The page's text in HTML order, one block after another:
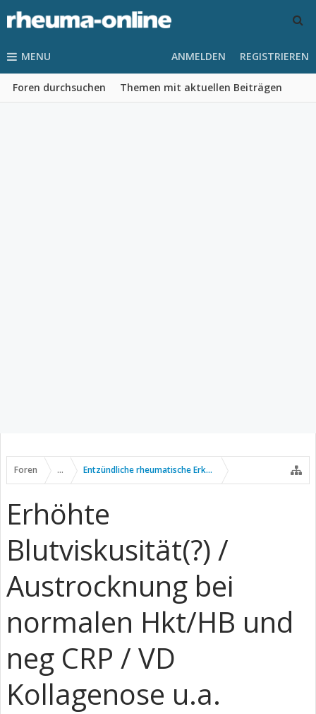
MENU
Foren durchsuchen Themen mit aktuellen Beiträgen
ANMELDEN REGISTRIEREN
Foren ... Entzündliche rheumatische Erkrankungen
Erhöhte
Blutviskusität(?) /
Austrocknung bei
normalen Hkt/HB und
neg CRP / VD
Kollagenose u.a.